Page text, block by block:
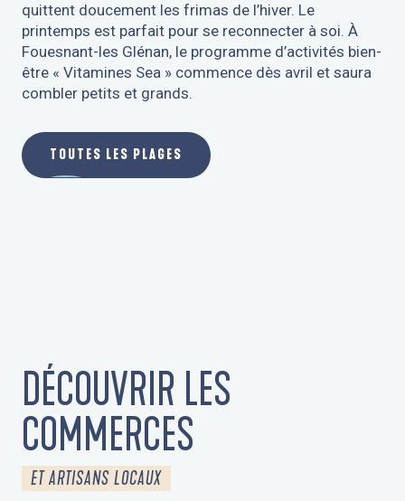
quittent doucement les frimas de l’hiver. Le
printemps est parfait pour se reconnecter à soi. À
Fouesnant-les Glénan, le programme d’activités bien-
être « Vitamines Sea » commence dès avril et saura
combler petits et grands.
TOUTES LES PLAGES
DÉCOUVRIR LES
COMMERCES
ET ARTISANS LOCAUX